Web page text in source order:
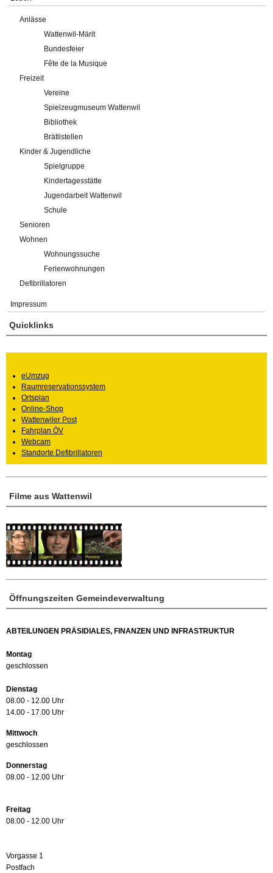
Anlässe
Wattenwil-Märit
Bundesfeier
Fête de la Musique
Freizeit
Vereine
Spielzeugmuseum Wattenwil
Bibliothek
Brätlistellen
Kinder & Jugendliche
Spielgruppe
Kindertagesstätte
Jugendarbeit Wattenwil
Schule
Senioren
Wohnen
Wohnungssuche
Ferienwohnungen
Defibrillatoren
Impressum
Öffnungszeiten Gemeindeverwaltung
ABTEILUNGEN PRÄSIDIALES, FINANZEN UND INFRASTRUKTUR
Montag
geschlossen
Dienstag
08.00 - 12.00 Uhr
14.00 - 17.00 Uhr
Mittwoch
geschlossen
Donnerstag
08.00 - 12.00 Uhr
Freitag
08.00 - 12.00 Uhr
Vorgasse 1
Postfach
Filme aus Wattenwil
Quicklinks
eUmzug
Raumreservationssystem
Ortsplan
Online-Shop
Wattenwiler Post
Fahrplan ÖV
Webcam
Standorte Defibrillatoren